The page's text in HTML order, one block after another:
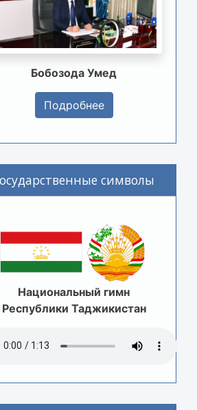
Бобозода Умед
Подробнее
символы
Национальный гимн
Республики Таджикистан